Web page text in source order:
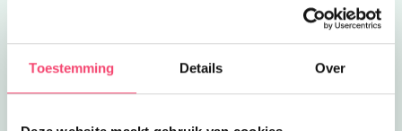
Toestemming Details Over